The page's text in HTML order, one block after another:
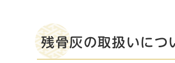
残骨灰の取扱いにつ